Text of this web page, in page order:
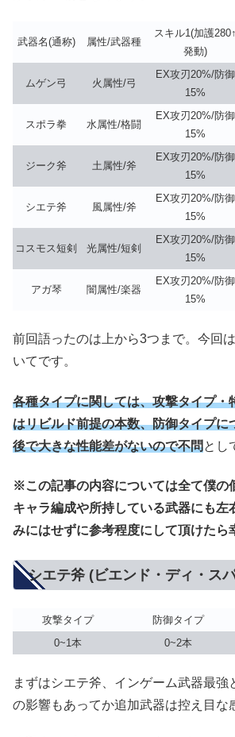
武器名(通称) 属性/武器種
スキル1(加護280↑
発動)
ムゲン弓 火属性/弓
EX攻刃20%/防御
15%
スポラ拳 水属性/格闘
EX攻刃20%/防御
15%
ジーク斧 土属性/斧
EX攻刃20%/防御
15%
シエテ斧 風属性/斧
EX攻刃20%/防御
15%
コスモス短剣 光属性/短剣
EX攻刃20%/防御
15%
アガ琴 闇属性/楽器
EX攻刃20%/防御
15%
前回語ったのは上から3つまで。今回
いてです。
各種タイプに関しては、攻撃タイプ・
はリビルド前提の本数、防御タイプに
後で大きな性能差がないので不問とし
※この記事の内容については全て僕の
キャラ編成や所持している武器にも左
みにはせずに参考程度にして頂けたら
シエテ斧 (ビエンド・ディ・ス
攻撃タイプ 防御タイプ
0~1本
0~2本
まずはシエテ斧、インゲーム武器最強
の影響もあってか追加武器は控え目な